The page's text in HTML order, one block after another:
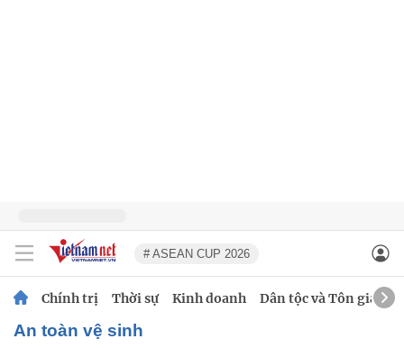
# ASEAN CUP 2026
Chính trị Thời sự Kinh doanh Dân tộc và Tôn giáo
An toàn vệ sinh